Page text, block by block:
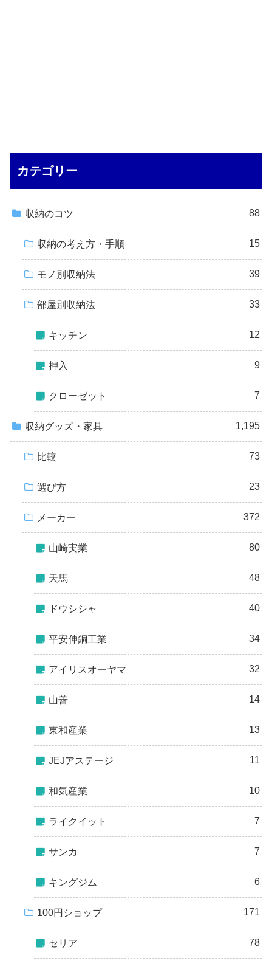
カテゴリー
収納のコツ 88
収納の考え方・手順 15
モノ別収納法 39
部屋別収納法 33
キッチン 12
押入 9
クローゼット 7
収納グッズ・家具 1,195
比較 73
選び方 23
メーカー 372
山崎実業 80
天馬 48
ドウシシャ 40
平安伸銅工業 34
アイリスオーヤマ 32
山善 14
東和産業 13
JEJアステージ 11
和気産業 10
ライクイット 7
サンカ 7
キングジム 6
100円ショップ 171
セリア 78